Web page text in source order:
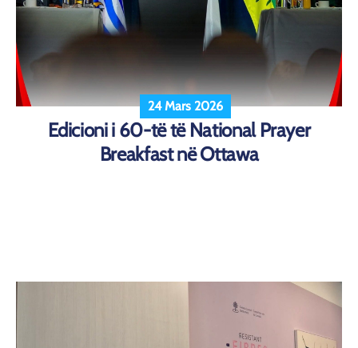
24 Mars 2026
Edicioni i 60-të të National Prayer
Breakfast në Ottawa